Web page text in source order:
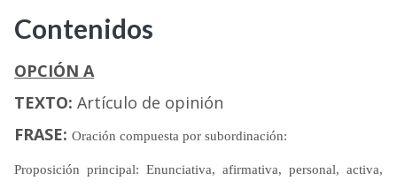
Contenidos
OPCIÓN A
TEXTO: Artículo de opinión
FRASE: Oración compuesta por subordinación:
Proposición principal: Enunciativa, afirmativa, personal, activa,